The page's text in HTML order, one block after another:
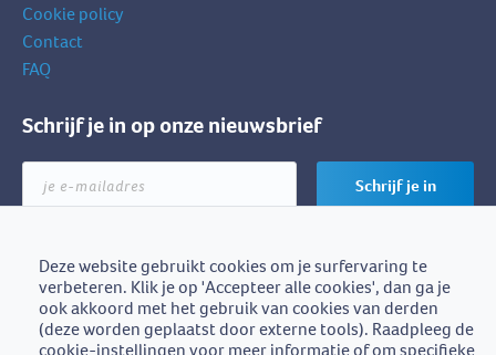
Cookie policy
Contact
FAQ
Schrijf je in op onze nieuwsbrief
mailadres
Schrijf je in
Edfin is een initiatief van
BZB-Fedafin
Deze website gebruikt cookies om je surfervaring te
verbeteren. Klik je op 'Accepteer alle cookies', dan ga je
ook akkoord met het gebruik van cookies van derden
(deze worden geplaatst door externe tools). Raadpleeg de
cookie-instellingen voor meer informatie of om specifieke